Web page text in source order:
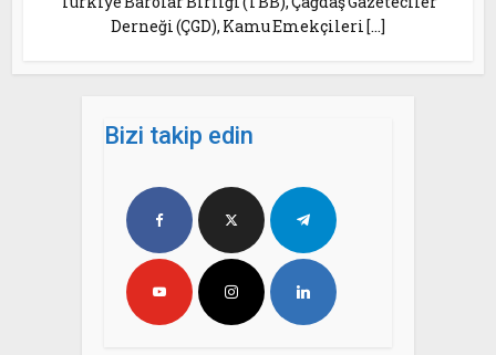
Derneği (ÇGD), Kamu Emekçileri […]
Bizi takip edin